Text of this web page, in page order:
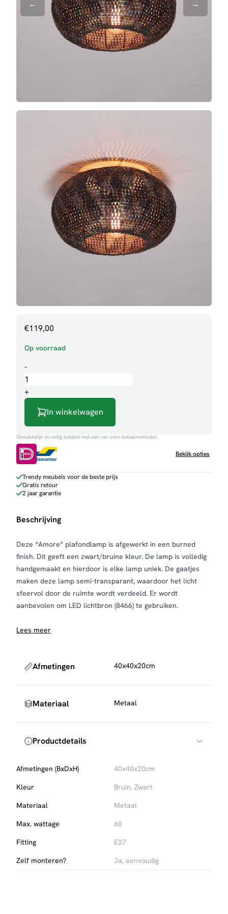
€119,00
Op voorraad
-Plafondlamp
Amore
aantal
+
In winkelwagen
Gemakkelijk en veilig betalen met een van onze betaalmethodes
Bekijk opties
Trendy meubels voor de beste prijs
Gratis retour
2 jaar garantie
Beschrijving
Deze “Amore” plafondlamp is afgewerkt in een burned
finish. Dit geeft een zwart/bruine kleur. De lamp is volledig
handgemaakt en hierdoor is elke lamp uniek. De gaatjes
maken deze lamp semi-transparant, waardoor het licht
sfeervol door de ruimte wordt verdeeld. Er wordt
aanbevolen om LED lichtbron (8466) te gebruiken.
Lees meer
Afmetingen 40x40x20cm
Materiaal Metaal
Productdetails
Afmetingen (BxDxH)
40x40x20cm
Kleur
Bruin, Zwart
Materiaal
Metaal
Max. wattage
60
Fitting
E27
Zelf monteren?
Ja, eenvoudig